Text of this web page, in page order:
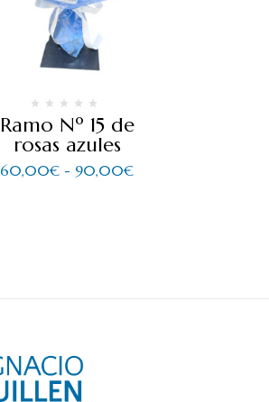
Ramo Nº 15 de
rosas azules
60,00€ - 90,00€